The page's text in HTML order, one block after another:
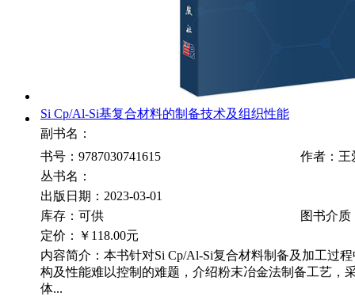
Si Cp/Al-Si基复合材料的制备技术及组织性能
副书名：
书号：9787030741615
作者：王
丛书名：
出版日期：2023-03-01
库存：可供
图书介质
定价：
￥118.00元
内容简介：本书针对Si Cp/Al-Si复合材料制备及加工过
构及性能难以控制的难题，介绍粉末冶金法制备工艺，
体...